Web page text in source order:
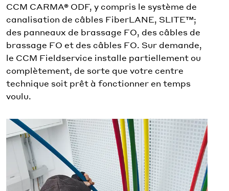
CCM CARMA® ODF, y compris le système de
canalisation de câbles FiberLANE, SLITE™;
des panneaux de brassage FO, des câbles de
brassage FO et des câbles FO. Sur demande,
le CCM Fieldservice installe partiellement ou
complètement, de sorte que votre centre
technique soit prêt à fonctionner en temps
voulu.